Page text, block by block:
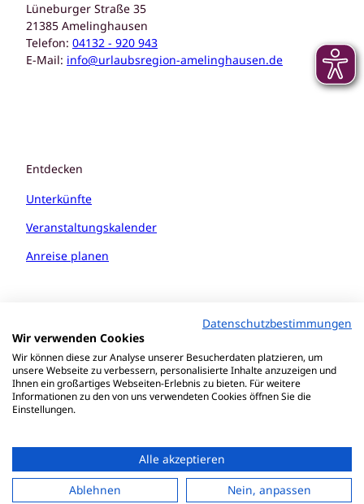
Lüneburger Straße 35
21385 Amelinghausen
Telefon: 04132 - 920 943
E-Mail: info@urlaubsregion-amelinghausen.de
Entdecken
Unterkünfte
Veranstaltungskalender
Anreise planen
Datenschutzerklärung
Erklärung zur Barrierefreiheit
Datenschutzbestimmungen
Wir verwenden Cookies
Wir können diese zur Analyse unserer Besucherdaten platzieren, um
unsere Webseite zu verbessern, personalisierte Inhalte anzuzeigen und
Ihnen ein großartiges Webseiten-Erlebnis zu bieten. Für weitere
Informationen zu den von uns verwendeten Cookies öffnen Sie die
Einstellungen.
Alle akzeptieren
Ablehnen
Nein, anpassen